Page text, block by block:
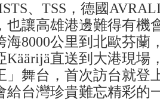
、TSS，德國
也讓高雄港邊難得有機
海8000公里到北歐芬蘭
Käärijä直送到大港現場
」舞台，首次訪台就登
給台灣珍貴難忘精彩的